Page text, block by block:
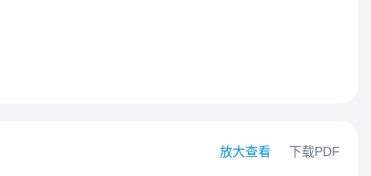
放大查看 下载PDF